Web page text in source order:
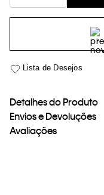
Detalhes do Produto
Envios e Devoluções
Avaliações